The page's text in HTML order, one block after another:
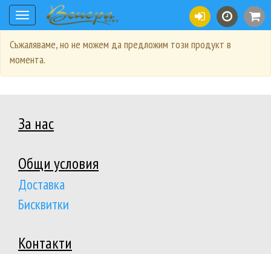
Toggle
navigation
Съжаляваме, но не можем да предложим този продукт в
момента.
За нас
Общи условия
Доставка
Бисквитки
Контакти